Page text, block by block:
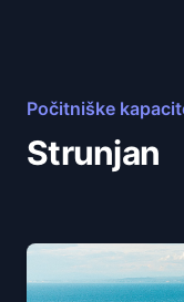
Počitniške
Strunjan